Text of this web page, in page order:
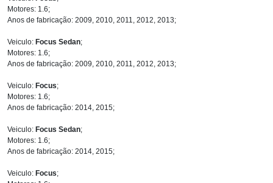
Motores: 1.6;
Anos de fabricação: 2009, 2010, 2011, 2012, 2013;
Veiculo: Focus Sedan;
Motores: 1.6;
Anos de fabricação: 2009, 2010, 2011, 2012, 2013;
Veiculo: Focus;
Motores: 1.6;
Anos de fabricação: 2014, 2015;
Veiculo: Focus Sedan;
Motores: 1.6;
Anos de fabricação: 2014, 2015;
Veiculo: Focus;